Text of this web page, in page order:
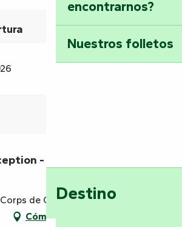
encontrarnos?
Nuestros folletos
Destino
- Auberge de Maître
de Garde, 85120 Vouvant
Cómo llegar